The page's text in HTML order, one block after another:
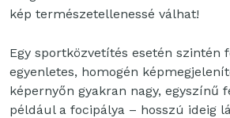
kép természetellenessé válhat!
Egy sportközvetítés esetén szintén
egyenletes, homogén
képernyőn gyakran nagy, egyszínű
például a focipálya – hosszú ideig